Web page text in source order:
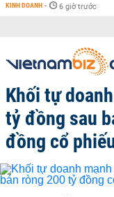
KINH DOANH - 6 giờ trước
Khối tự
tỷ đồng sau
đồng cổ